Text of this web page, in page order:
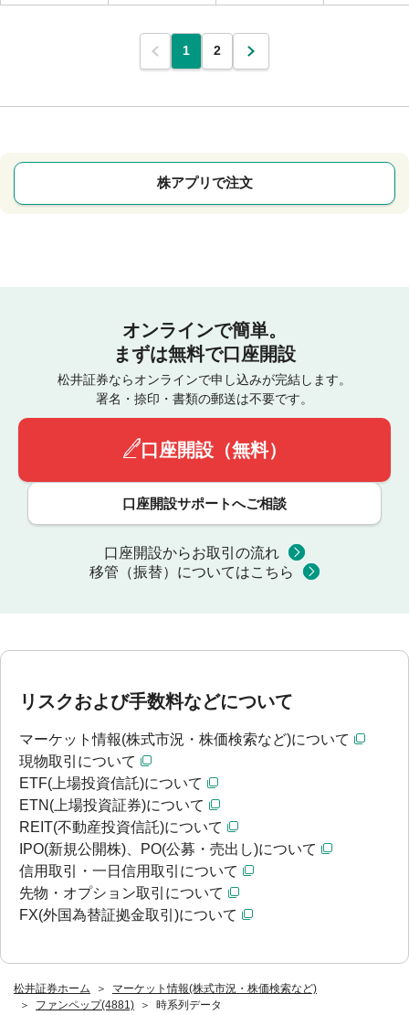
松井証券ホーム
マーケット情報(株式市況・株価検索など)
ファンペップ(4881)
時系列データ
1 2
株アプリで注文
オンラインで簡単。
まずは無料で口座開設
松井証券ならオンラインで申し込みが完結します。
署名・捺印・書類の郵送は不要です。
口座開設（無料）
口座開設サポートへご相談
口座開設からお取引の流れ
移管（振替）についてはこちら
リスクおよび手数料などについて
マーケット情報(株式市況・株価検索など)について
現物取引について
ETF(上場投資信託)について
ETN(上場投資証券)について
REIT(不動産投資信託)について
IPO(新規公開株)、PO(公募・売出し)について
信用取引・一日信用取引について
先物・オプション取引について
FX(外国為替証拠金取引)について